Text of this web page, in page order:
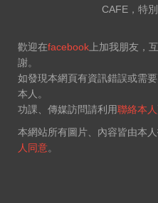
CAFE，特
歡迎在facebook 上加我朋友，
謝。
如發現本網頁有資訊錯誤或需
本人。
功課、傳媒訪問請利用聯絡本人
本網站所有圖片、內容皆由本
人同意。